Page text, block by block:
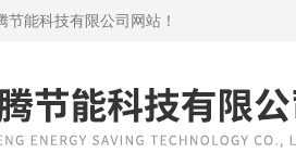
节能科技有限公司网站！